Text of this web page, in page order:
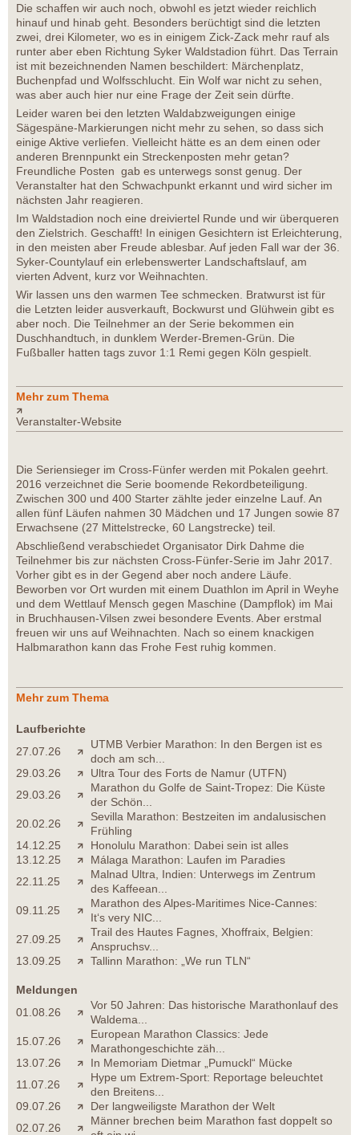
Die schaffen wir auch noch, obwohl es jetzt wieder reichlich
hinauf und hinab geht. Besonders berüchtigt sind die letzten
zwei, drei Kilometer, wo es in einigem Zick-Zack mehr rauf als
runter aber eben Richtung Syker Waldstadion führt. Das Terrain
ist mit bezeichnenden Namen beschildert: Märchenplatz,
Buchenpfad und Wolfsschlucht. Ein Wolf war nicht zu sehen,
was aber auch hier nur eine Frage der Zeit sein dürfte.
Leider waren bei den letzten Waldabzweigungen einige
Sägespäne-Markierungen nicht mehr zu sehen, so dass sich
einige Aktive verliefen. Vielleicht hätte es an dem einen oder
anderen Brennpunkt ein Streckenposten mehr getan?
Freundliche Posten gab es unterwegs sonst genug. Der
Veranstalter hat den Schwachpunkt erkannt und wird sicher im
nächsten Jahr reagieren.
Im Waldstadion noch eine dreiviertel Runde und wir überqueren
den Zielstrich. Geschafft! In einigen Gesichtern ist Erleichterung,
in den meisten aber Freude ablesbar. Auf jeden Fall war der 36.
Syker-Countylauf ein erlebenswerter Landschaftslauf, am
vierten Advent, kurz vor Weihnachten.
Wir lassen uns den warmen Tee schmecken. Bratwurst ist für
die Letzten leider ausverkauft, Bockwurst und Glühwein gibt es
aber noch. Die Teilnehmer an der Serie bekommen ein
Duschhandtuch, in dunklem Werder-Bremen-Grün. Die
Fußballer hatten tags zuvor 1:1 Remi gegen Köln gespielt.
Mehr zum Thema
Veranstalter-Website
Die Seriensieger im Cross-Fünfer werden mit Pokalen geehrt.
2016 verzeichnet die Serie boomende Rekordbeteiligung.
Zwischen 300 und 400 Starter zählte jeder einzelne Lauf. An
allen fünf Läufen nahmen 30 Mädchen und 17 Jungen sowie 87
Erwachsene (27 Mittelstrecke, 60 Langstrecke) teil.
Abschließend verabschiedet Organisator Dirk Dahme die
Teilnehmer bis zur nächsten Cross-Fünfer-Serie im Jahr 2017.
Vorher gibt es in der Gegend aber noch andere Läufe.
Beworben vor Ort wurden mit einem Duathlon im April in Weyhe
und dem Wettlauf Mensch gegen Maschine (Dampflok) im Mai
in Bruchhausen-Vilsen zwei besondere Events. Aber erstmal
freuen wir uns auf Weihnachten. Nach so einem knackigen
Halbmarathon kann das Frohe Fest ruhig kommen.
Mehr zum Thema
Laufberichte
27.07.26
UTMB Verbier Marathon: In den Bergen ist es
doch am sch...
29.03.26
Ultra Tour des Forts de Namur (UTFN)
29.03.26
Marathon du Golfe de Saint-Tropez: Die Küste
der Schön...
20.02.26
Sevilla Marathon: Bestzeiten im andalusischen
Frühling
14.12.25
Honolulu Marathon: Dabei sein ist alles
13.12.25
Málaga Marathon: Laufen im Paradies
22.11.25
Malnad Ultra, Indien: Unterwegs im Zentrum
des Kaffeean...
09.11.25
Marathon des Alpes-Maritimes Nice-Cannes:
It‘s very NIC...
27.09.25
Trail des Hautes Fagnes, Xhoffraix, Belgien:
Anspruchsv...
13.09.25
Tallinn Marathon: „We run TLN“
Meldungen
01.08.26
Vor 50 Jahren: Das historische Marathonlauf des
Waldema...
15.07.26
European Marathon Classics: Jede
Marathongeschichte zäh...
13.07.26
In Memoriam Dietmar „Pumuckl“ Mücke
11.07.26
Hype um Extrem-Sport: Reportage beleuchtet
den Breitens...
09.07.26
Der langweiligste Marathon der Welt
02.07.26
Männer brechen beim Marathon fast doppelt so